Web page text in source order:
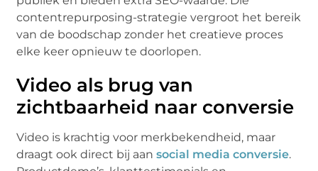
contentrepurposing-strategie vergroot het bereik
van de boodschap zonder het creatieve proces
elke keer opnieuw te doorlopen.
Video als brug van
zichtbaarheid naar conversie
Video is krachtig voor merkbekendheid, maar
draagt ook direct bij aansocial media conversie.